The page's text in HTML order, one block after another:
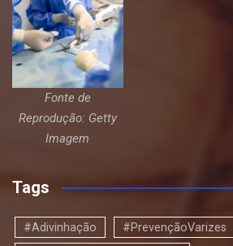
Fonte de
Reprodução: Getty
Imagem
Tags
#Adivinhação #PrevençãoVarizes